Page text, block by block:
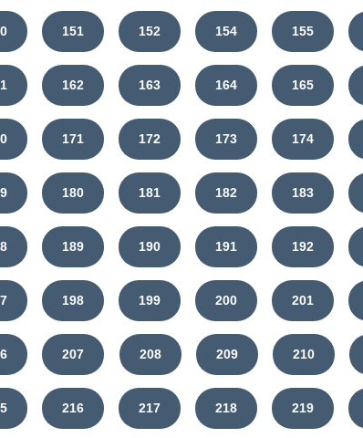
151 152 154 155
162 163 164 165
171 172 173 174
180 181 182 183
189 190 191 192
198 199 200 201
207 208 209 210
216 217 218 219